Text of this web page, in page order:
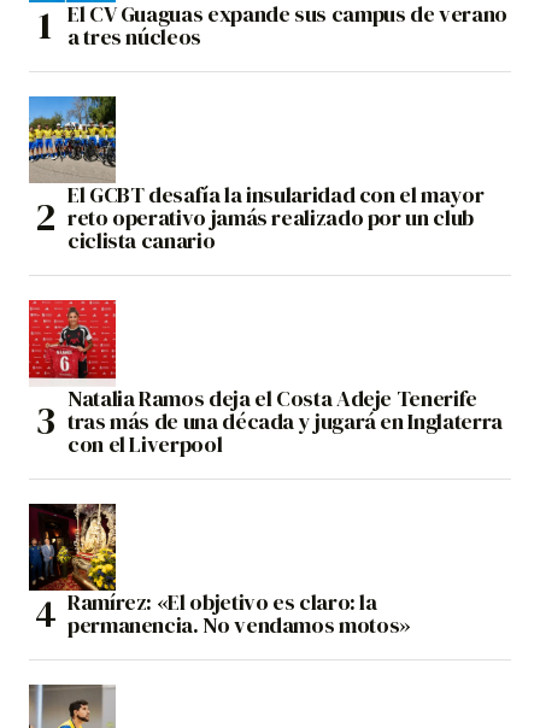
El CV Guaguas expande sus campus de verano
a tres núcleos
El GCBT desafía la insularidad con el mayor
reto operativo jamás realizado por un club
ciclista canario
Natalia Ramos deja el Costa Adeje Tenerife
tras más de una década y jugará en Inglaterra
con el Liverpool
Ramírez: «El objetivo es claro: la
permanencia. No vendamos motos»